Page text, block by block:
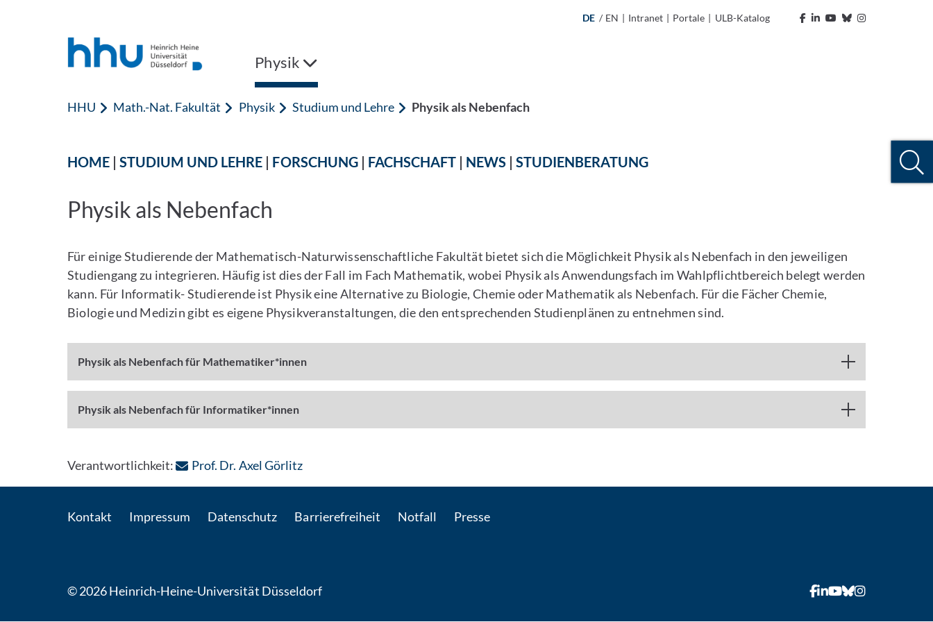
DE / EN | Intranet | Portale | ULB-Katalog
Physik
HHU Math.-Nat. Fakultät Physik Studium und Lehre Physik als Nebenfach
HOME |STUDIUM UND LEHRE | FORSCHUNG| FACHSCHAFT| NEWS |STUDIENBERATUNG
Physik als Nebenfach
Für einige Studierende der Mathematisch-Naturwissenschaftliche Fakultät bietet sich die Möglichkeit Physik als Nebenfach in den jeweiligen
Studiengang zu integrieren. Häufig ist dies der Fall im Fach Mathematik, wobei Physik als Anwendungsfach im Wahlpflichtbereich belegt werden
kann. Für Informatik- Studierende ist Physik eine Alternative zu Biologie, Chemie oder Mathematik als Nebenfach. Für die Fächer Chemie,
Biologie und Medizin gibt es eigene Physikveranstaltungen, die den entsprechenden Studienplänen zu entnehmen sind.
Physik als Nebenfach für Mathematiker*innen
Physik als Nebenfach für Informatiker*innen
Verantwortlichkeit: Prof. Dr. Axel Görlitz: Per E-Mail kontaktieren
Kontakt Impressum Datenschutz Barrierefreiheit Notfall Presse
© 2026 Heinrich-Heine-Universität Düsseldorf